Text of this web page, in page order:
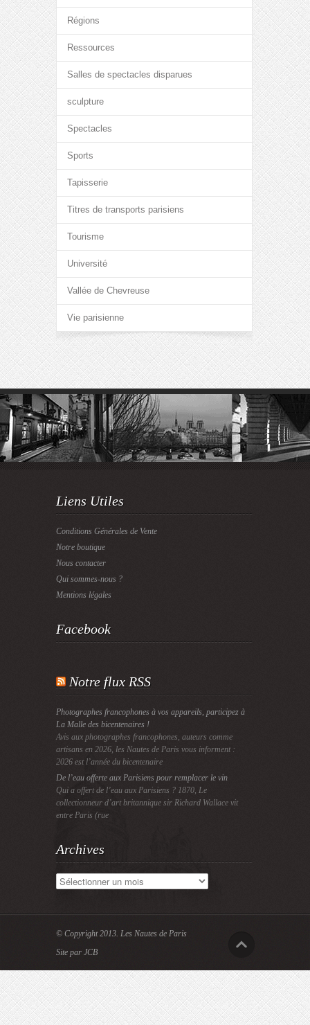
Régions
Ressources
Salles de spectacles disparues
sculpture
Spectacles
Sports
Tapisserie
Titres de transports parisiens
Tourisme
Université
Vallée de Chevreuse
Vie parisienne
Liens Utiles
Conditions Générales de Vente
Notre boutique
Nous contacter
Qui sommes-nous ?
Mentions légales
Facebook
Notre flux RSS
Photographes francophones à vos appareils, participez à
La Malle des bicentenaires !
Avis aux photographes francophones, auteurs comme
artisans en 2026, les Nautes de Paris vous informent :
2026 est l’année du bicentenaire
De l’eau offerte aux Parisiens pour remplacer le vin
Qui a offert de l’eau aux Parisiens ? 1870, Le
collectionneur d’art britannique sir Richard Wallace vit
entre Paris (rue
Archives
Archives
© Copyright 2013. Les Nautes de Paris
Site par JCB